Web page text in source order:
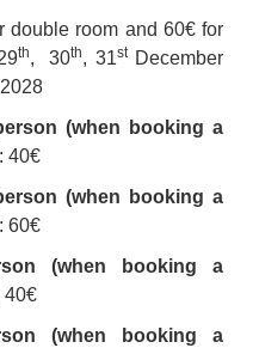
double room and 60€ for
th, 30th, 31stDecember
(when booking a
40€
(when booking a
60€
(when booking a
40€
(when booking a